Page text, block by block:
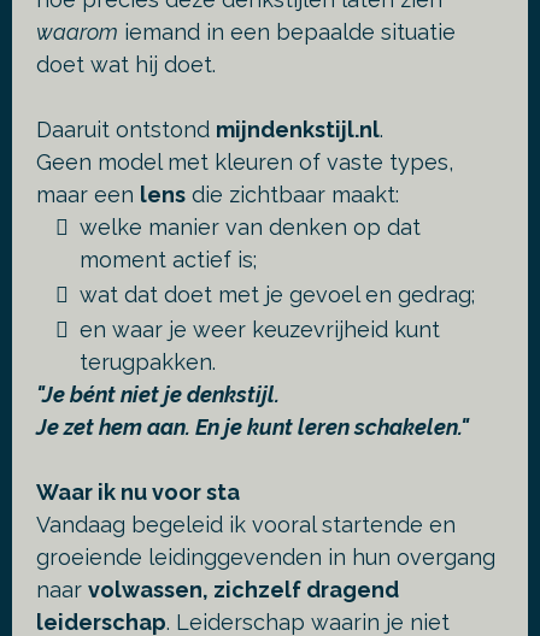
waarom iemand in een bepaalde situatie
doet wat hij doet.
Daaruit ontstond mijndenkstijl.nl.
Geen model met kleuren of vaste types,
maar een lens die zichtbaar maakt:
welke manier van denken op dat
moment actief is;
wat dat doet met je gevoel en gedrag;
en waar je weer keuzevrijheid kunt
terugpakken.
"Je bént niet je denkstijl.
Je zet hem aan. En je kunt leren schakelen."
Waar ik nu voor sta
Vandaag begeleid ik vooral startende en
groeiende leidinggevenden in hun overgang
naar volwassen, zichzelf dragend
leiderschap. Leiderschap waarin je niet